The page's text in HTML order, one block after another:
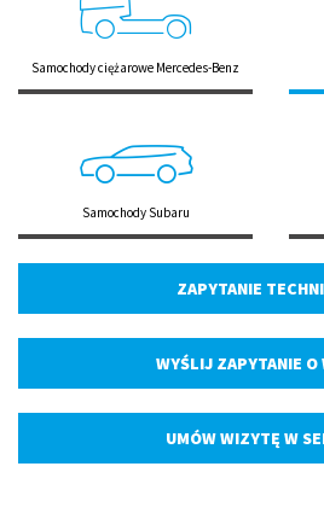
Samochody ciężarowe Mercedes-Benz
Samochody Subaru
ZAPYTANIE
WYŚLIJ ZAPYTANIE O
UMÓW WIZYTĘ W